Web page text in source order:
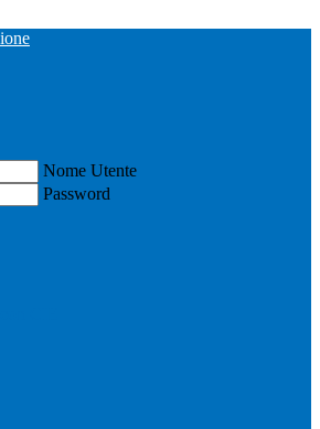
Nome Utente
Password